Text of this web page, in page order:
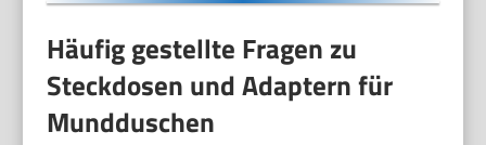
Häufig gestellte Fragen zu
Steckdosen und Adaptern für
Mundduschen